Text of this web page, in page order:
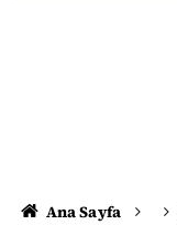
Ana Sayfa